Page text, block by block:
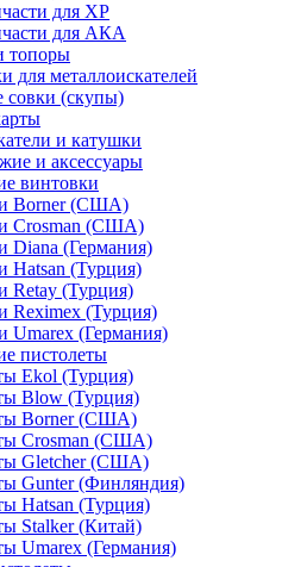
для XP
для АКА
топоры
для металлоискателей
(скупы)
и катушки
и аксессуары
винтовки
Borner (США)
Crosman (США)
Diana (Германия)
Hatsan (Турция)
Retay (Турция)
Reximex (Турция)
Umarex (Германия)
пистолеты
Ekol (Турция)
Blow (Турция)
Borner (США)
Crosman (США)
Gletcher (США)
Gunter (Финляндия)
Hatsan (Турция)
Stalker (Китай)
Umarex (Германия)